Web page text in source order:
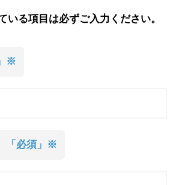
る項目は必ずご入力ください。
※
「必須」※